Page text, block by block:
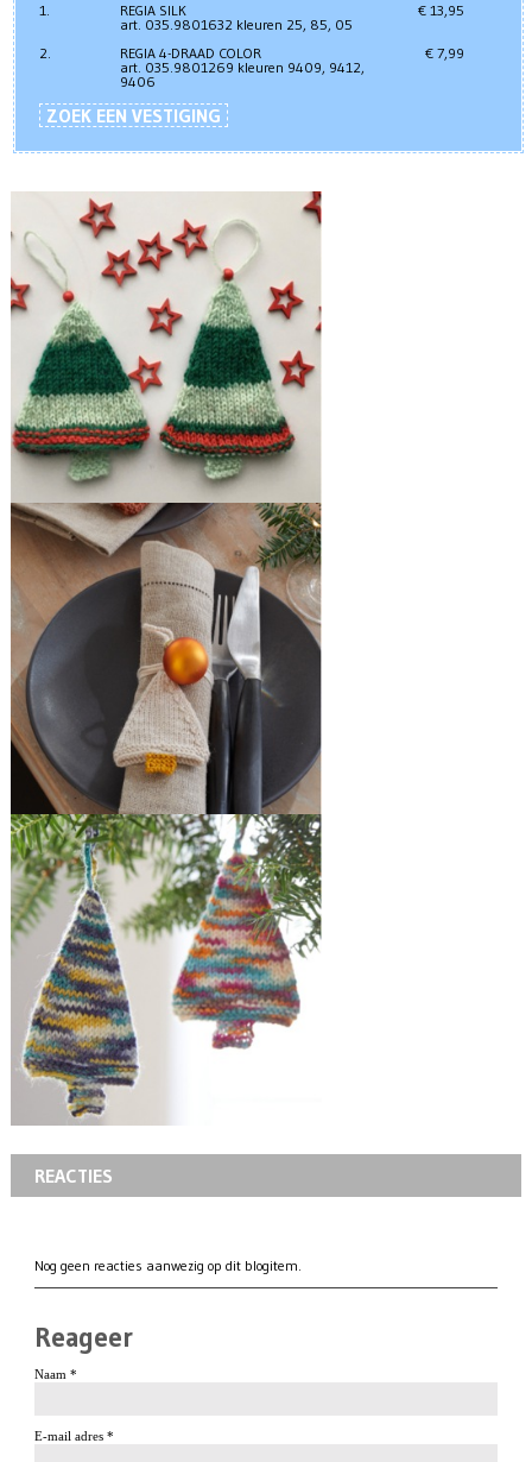
1.
REGIA SILK
art. 035.9801632 kleuren 25, 85, 05
€ 13,95
2.
REGIA 4-DRAAD COLOR
art. 035.9801269 kleuren 9409, 9412,
9406
€ 7,99
ZOEK EEN VESTIGING
REACTIES
Nog geen reacties aanwezig op dit blogitem.
Reageer
Naam *
E-mail adres *